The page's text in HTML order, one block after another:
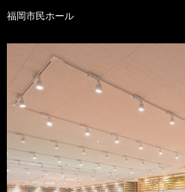
福岡市民ホール